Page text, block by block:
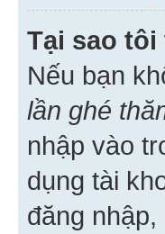
Tại sao
Nếu bạn
lần ghé
nhập vào
dụng tài
đăng